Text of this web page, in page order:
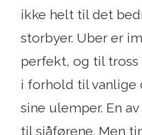
ikke helt til det
storbyer. Uber er
perfekt, og til
i forhold til vanlige
sine ulemper. En
til sjåførene. Men